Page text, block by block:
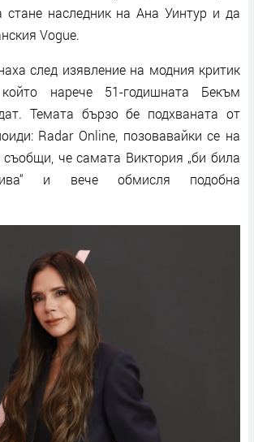
наследник на Ана Уинтур и да
Vogue.
след изявление на модния критик
нарече 51-годишната Бекъм
Темата бързо бе подхваната от
Radar Online, позовавайки се на
че самата Виктория „би била
и вече обмисля подобна